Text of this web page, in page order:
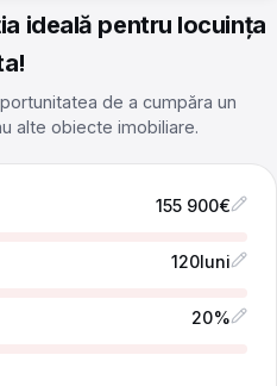
– curte închisă, spații
sau o vizionare!
ideală pentru locuința
de a cumpăra un
alte obiecte imobiliare.
€
luni
%